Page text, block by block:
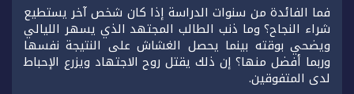
فما الفائدة من سنوات الدراسة إذا كان شخص آخر يستطيع
شراء النجاح؟ وما ذنب الطالب المجتهد الذي يسهر الليالي
ويضحي بوقته بينما يحصل الغشاش على النتيجة نفسها
وربما أفضل منها؟ إن ذلك يقتل روح الاجتهاد ويزرع الإحباط
لدى المتفوقين.